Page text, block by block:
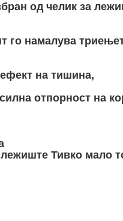
од челик за
го намалува
на тишина,
отпорност на
Тивко мало